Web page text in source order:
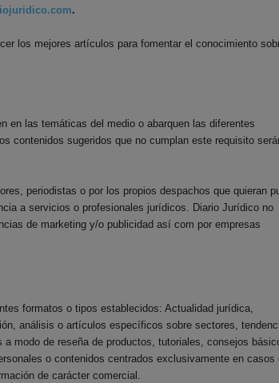
.
los mejores artículos para fomentar el conocimiento
en las temáticas del medio o abarquen las diferentes
contenidos sugeridos que no cumplan este requisito
periodistas o por los propios despachos que quieran
a servicios o profesionales jurídicos. Diario Jurídico no
de marketing y/o publicidad así com por empresas
formatos o tipos establecidos: Actualidad jurídica,
análisis o artículos específicos sobre sectores,
modo de reseña de productos, tutoriales, consejos
o contenidos centrados exclusivamente en casos
de carácter comercial.